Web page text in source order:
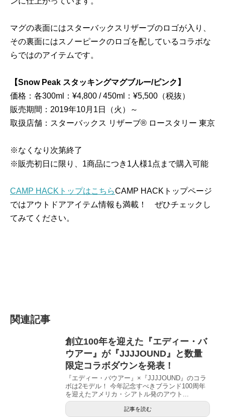
マグの表面にはスターバックスリザーブのロゴが入り、
その裏面にはスノーピークのロゴを配しているコラボな
らではのアイテムです。
【Snow Peak スタッキングマグブルー/ピンク】
価格：各300ml：¥4,800 / 450ml：¥5,500（税抜）
販売期間：2019年10月1日（火）～
取扱店舗：スターバックス リザーブ® ロースタリー 東京
※なくなり次第終了
※販売初日に限り、1商品につき1人様1点まで購入可能
CAMP HACKトップはこちらCAMP HACKトップページ
ではアウトドアアイテム情報も満載！ ぜひチェックし
てみてください。
関連記事
創立100年を迎えた『エディー・バ
ウアー』が『JJJJOUND』と数量
限定コラボダウンを発表！
『エディー・バウアー』×『JJJJOUND』のコラ
ボは2モデル！ 今年記念すべきブランド100周年
を迎えたアメリカ・シアトル発のアウト...
記事を読む